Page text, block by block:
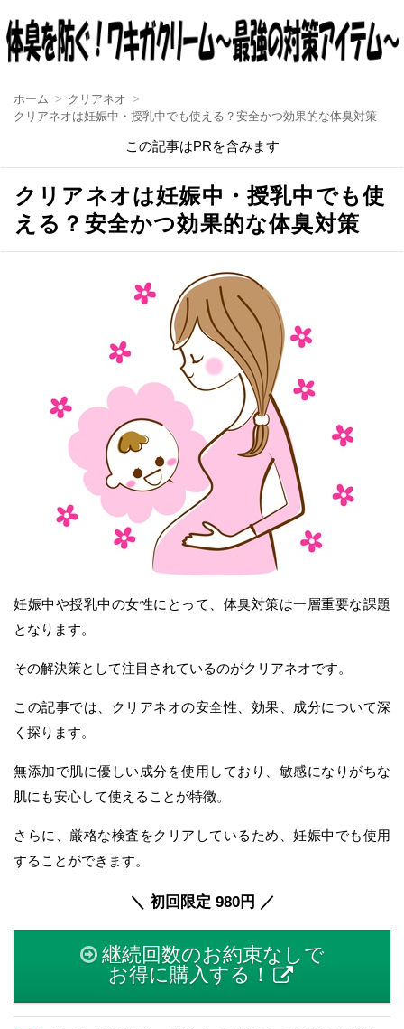
ホーム
クリアネオ
クリアネオは妊娠中・授乳中でも使える？安全かつ効果的な体臭対策
この記事はPRを含みます
クリアネオは妊娠中・授乳中でも使
える？安全かつ効果的な体臭対策
妊娠中や授乳中の女性にとって、体臭対策は一層重要な課題
となります。
その解決策として注目されているのがクリアネオです。
この記事では、クリアネオの安全性、効果、成分について深
く探ります。
無添加で肌に優しい成分を使用しており、敏感になりがちな
肌にも安心して使えることが特徴。
さらに、厳格な検査をクリアしているため、妊娠中でも使用
することができます。
＼ 初回限定 980円 ／
継続回数のお約束なしで
お得に購入する！